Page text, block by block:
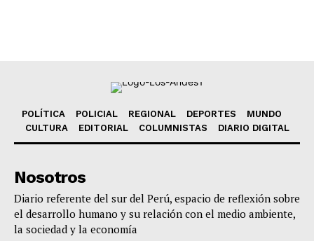
POLÍTICA POLICIAL REGIONAL DEPORTES
MUNDO
CULTURA
EDITORIAL COLUMNISTAS DIARIO DIGITAL
Nosotros
Diario referente del sur del Perú, espacio de reflexión sobre
el desarrollo humano y su relación con el medio ambiente,
la sociedad y la economía